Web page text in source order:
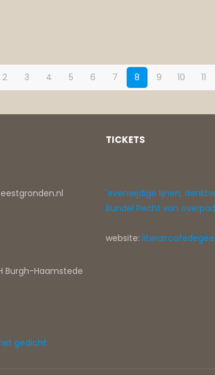
2 3 4 5 6 7 8 9 10 11
Burgh-Haamstede
TICKETS
'evenwijdige lijnen,
Bundel Recht van overpad
website: